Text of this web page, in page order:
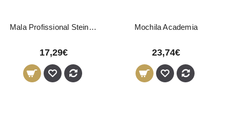
Mala Profissional Steinhart
17,29€
Mochila Academia
23,74€